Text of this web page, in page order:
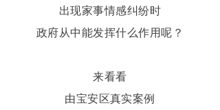
出现家事情感纠纷时
政府从中能发挥什么作用呢？
来看看
由宝安区真实案例